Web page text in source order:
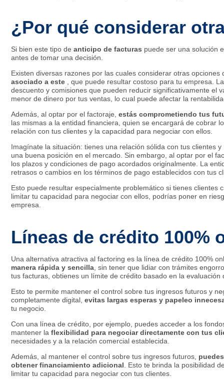
¿Por qué considerar
Si bien este tipo de anticipo de facturas puede ser una solución
antes de tomar una decisión.
Existen diversas razones por las cuales considerar otras
asociado a este
, que puede resultar costoso para tu empresa.
descuento y comisiones que pueden reducir significativamente el
menor de dinero por tus ventas, lo cual puede afectar la
Además, al optar por el factoraje, estás comprometiendo tus
las mismas a la entidad financiera, quien se encargará de cobrar
relación con tus clientes y la capacidad para negociar con ellos.
Imagínate la situación: tienes una relación sólida con tus clientes
una buena posición en el mercado. Sin embargo, al optar por el
los plazos y condiciones de pago acordados originalmente. La
retrasos o cambios en los términos de pago establecidos con tus
Esto puede resultar especialmente problemático si tienes
limitar tu capacidad para negociar con ellos, podrías poner en
empresa.
Líneas de crédito 100%
Una alternativa atractiva al factoring es la línea de crédito 100%
manera rápida y sencilla , sin tener que lidiar con trámites
tus facturas, obtienes un límite de crédito basado en la
Esto te permite mantener el control sobre tus ingresos futuros y
completamente digital, evitas largas esperas y papeleo
tu negocio.
Con una línea de crédito, por ejemplo, puedes acceder a los
mantener la flexibilidad para negociar directamente con tus
necesidades y a la relación comercial establecida.
Además, al mantener el control sobre tus ingresos futuros,
obtener financiamiento adicional . Esto te brinda la posibilidad
limitar tu capacidad para negociar con tus clientes.